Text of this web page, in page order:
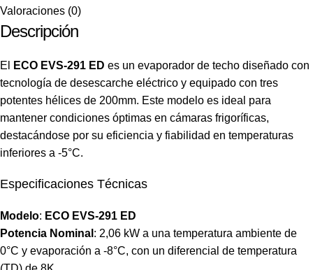
Valoraciones (0)
Descripción
El ECO EVS-291 ED es un evaporador de techo diseñado con
tecnología de desescarche eléctrico y equipado con tres
potentes hélices de 200mm. Este modelo es ideal para
mantener condiciones óptimas en cámaras frigoríficas,
destacándose por su eficiencia y fiabilidad en temperaturas
inferiores a -5°C.
Especificaciones Técnicas
Modelo: ECO EVS-291 ED
Potencia Nominal : 2,06 kW a una temperatura ambiente de
0°C y evaporación a -8°C, con un diferencial de temperatura